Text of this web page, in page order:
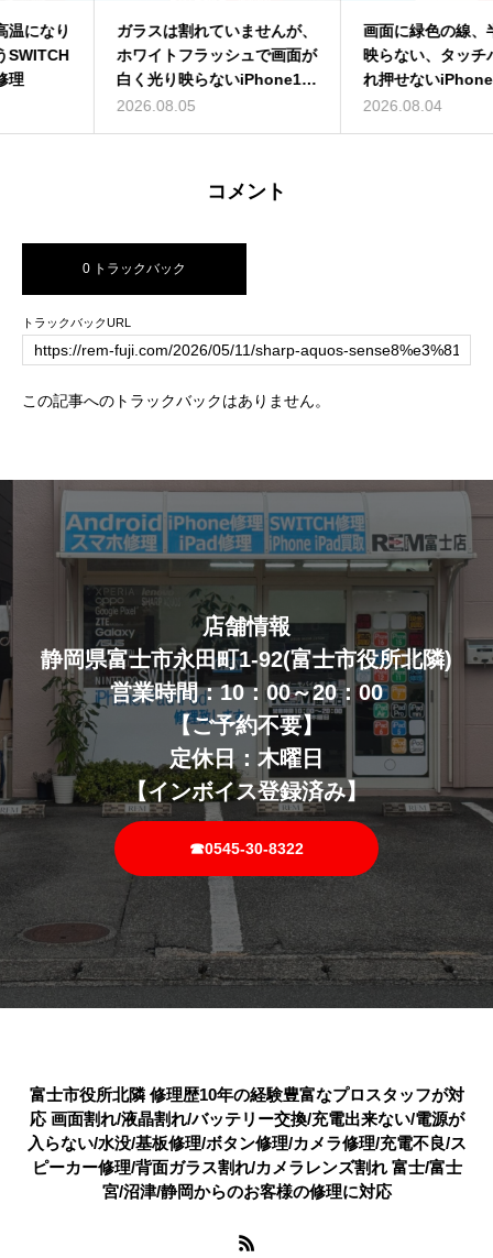
ガラスは割れていませんが、
ホワイトフラッシュで画面が
白く光り映らないiPhone13
ProMaxの画面交換を即日修
画面に緑色の線、半分は黒く
映らない、タッチパネルも壊
れ押せないiPhoneSE2の画
面交換を即日修理
コメント
0 トラックバック
トラックバックURL
この記事へのトラックバックはありません。
店舗情報
静岡県富士市永田町1-92(富士市役所北隣)
営業時間：10：00～20：00
【ご予約不要】
定休日：木曜日
【インボイス登録済み】
☎0545-30-8322
富士市役所北隣 修理歴10年の経験豊富なプロスタッフが対
応 画面割れ/液晶割れ/バッテリー交換/充電出来ない/電源が
入らない/水没/基板修理/ボタン修理/カメラ修理/充電不良/ス
ピーカー修理/背面ガラス割れ/カメラレンズ割れ 富士/富士
宮/沼津/静岡からのお客様の修理に対応